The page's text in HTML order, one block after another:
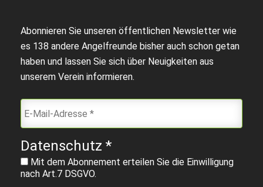
Abonnieren Sie unseren öffentlichen Newsletter wie
es 138 andere Angelfreunde bisher auch schon getan
haben und lassen Sie sich über Neuigkeiten aus
unserem Verein informieren.
Datenschutz *
Mit dem Abonnement erteilen Sie die Einwilligung
nach Art.7 DSGVO.